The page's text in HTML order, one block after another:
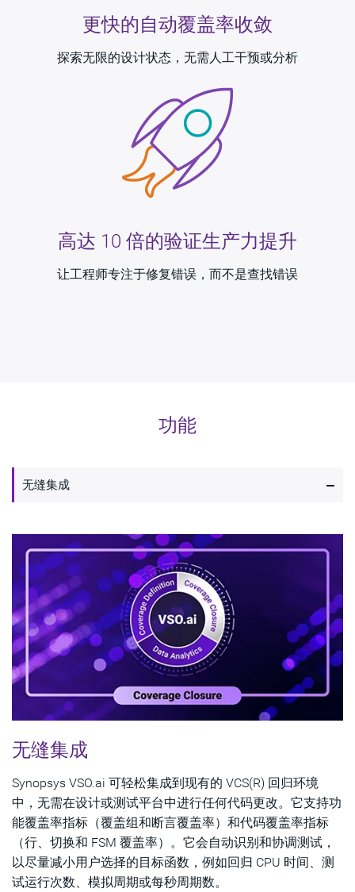
更快的自动覆盖率收敛
探索无限的设计状态，无需人工干预或分析
高达 10 倍的验证生产力提升
让工程师专注于修复错误，而不是查找错误
功能
无缝集成 -
无缝集成
Synopsys VSO.ai 可轻松集成到现有的 VCS(R) 回归环境
中，无需在设计或测试平台中进行任何代码更改。它支持功
能覆盖率指标（覆盖组和断言覆盖率）和代码覆盖率指标
（行、切换和 FSM 覆盖率）。它会自动识别和协调测试，
以尽量减小用户选择的目标函数，例如回归 CPU 时间、测
试运行次数、模拟周期或每秒周期数。